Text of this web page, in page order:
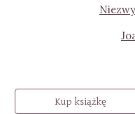
Kup książkę